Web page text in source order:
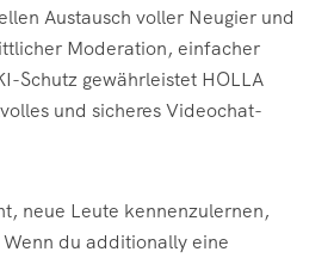
Austausch voller Neugier und
Moderation, einfacher
Schutz gewährleistet HOLLA
und sicheres Videochat-
neue Leute kennenzulernen,
du additionally eine